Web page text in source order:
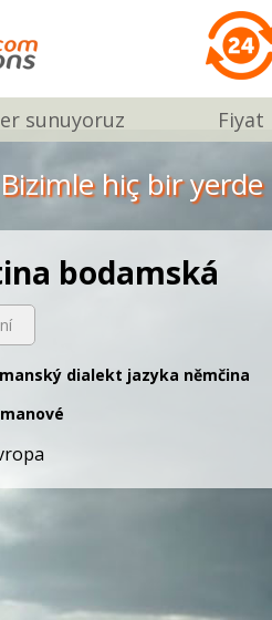
sunuyoruz Fiyat
Bizimle hiç bir yerde
bodamská
dialekt jazyka němčina